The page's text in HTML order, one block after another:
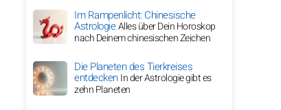
Im Rampenlicht: Chinesische
AstrologieAlles über Dein Horoskop
nach Deinem chinesischen Zeichen
Die Planeten des Tierkreises
entdeckenIn der Astrologie gibt es
zehn Planeten